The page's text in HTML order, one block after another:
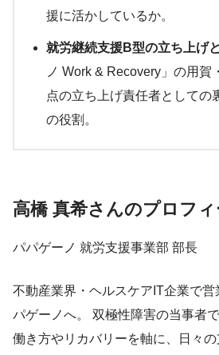
援に活かしているか。
就労継続支援B型の立ち上げ
ノ Work & Recovery」の用賀
点の立ち上げ責任者としての
の役割。
高橋 真希さんのプロフ
パパゲーノ 就労支援事業部 部長
不動産業界・ヘルスケアIT企業で
パゲーノへ。 双極性障害の当事者
働き方やリカバリーを軸に、日々の